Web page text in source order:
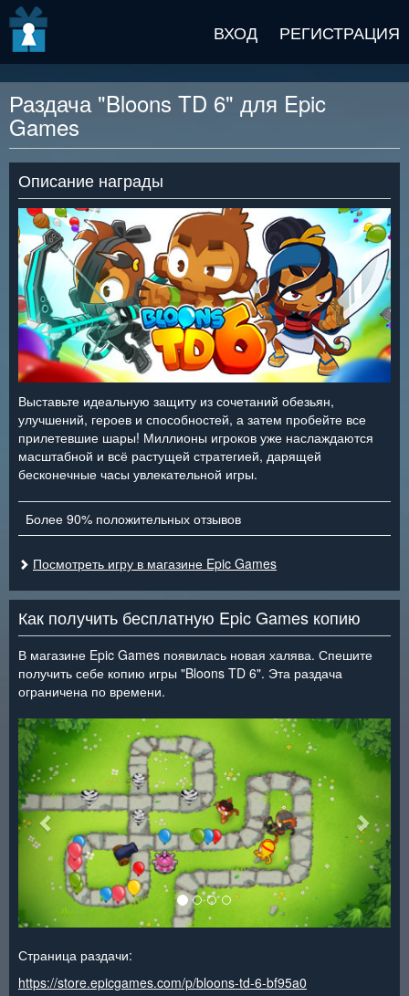
ВХОД РЕГИСТРАЦИЯ
Раздача "Bloons TD 6" для Epic
Games
Описание награды
Выставьте идеальную защиту из сочетаний обезьян,
улучшений, героев и способностей, а затем пробейте все
прилетевшие шары! Миллионы игроков уже наслаждаются
масштабной и всё растущей стратегией, дарящей
бесконечные часы увлекательной игры.
Более 90% положительных отзывов
Посмотреть игру в магазине Epic Games
Как получить бесплатную Epic Games копию
В магазине Epic Games появилась новая халява. Спешите
получить себе копию игры "Bloons TD 6". Эта раздача
ограничена по времени.
< >
Страница раздачи:
https://store.epicgames.com/p/bloons-td-6-bf95a0